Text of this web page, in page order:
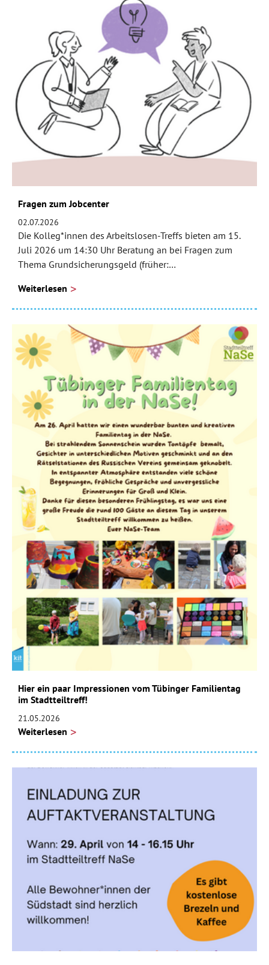
Fragen zum Jobcenter
02.07.2026
Die Kolleg*innen des Arbeitslosen-Treffs bieten am 15.
Juli 2026 um 14:30 Uhr Beratung an bei Fragen zum
Thema Grundsicherungsgeld (früher:…
Weiterlesen
Hier ein paar Impressionen vom Tübinger Familientag
im Stadtteiltreff!
21.05.2026
Weiterlesen